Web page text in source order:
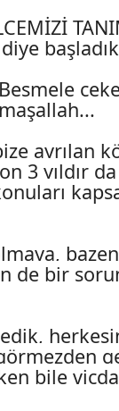
ayrılan
3 yıldır
de bir
bile